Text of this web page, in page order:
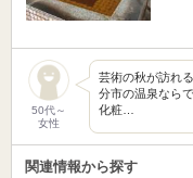
50代～
女性
芸術の秋が訪れ
分市の温泉なら
化粧…
関連情報から探す